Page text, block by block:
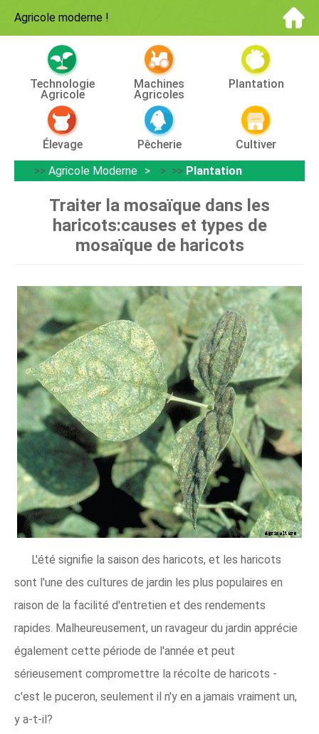
Agricole moderne !
Technologie
Agricole
Machines
Agricoles
Plantation
Élevage Pêcherie
Cultiver
>> Agricole Moderne > >> Plantation
Traiter la mosaïque dans les
haricots:causes et types de
mosaïque de haricots
L'été signifie la saison des haricots, et les haricots
sont l'une des cultures de jardin les plus populaires en
raison de la facilité d'entretien et des rendements
rapides. Malheureusement, un ravageur du jardin apprécie
également cette période de l'année et peut
sérieusement compromettre la récolte de haricots -
c'est le puceron, seulement il n'y en a jamais vraiment un,
y a-t-il?